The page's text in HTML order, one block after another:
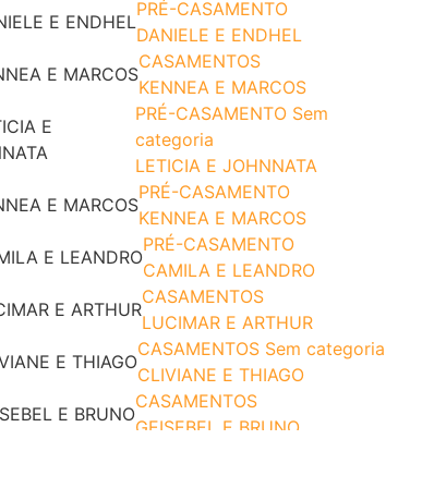
PRÉ-CASAMENTO
DANIELE E ENDHEL
CASAMENTOS
KENNEA E MARCOS
PRÉ-CASAMENTO Sem
categoria
LETICIA E JOHNNATA
PRÉ-CASAMENTO
KENNEA E MARCOS
PRÉ-CASAMENTO
CAMILA E LEANDRO
CASAMENTOS
LUCIMAR E ARTHUR
CASAMENTOS Sem categoria
CLIVIANE E THIAGO
CASAMENTOS
GEISEBEL E BRUNO